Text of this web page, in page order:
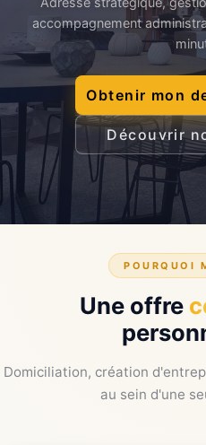
accompagnement
Obtenir mon
Découvrir
POURQUOI
Une offre
Domiciliation, création
au sein d'une